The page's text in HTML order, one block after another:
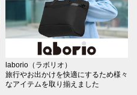
laborio（ラボリオ）
旅行やお出かけを快適にするため様々
なアイテムを取り揃えました